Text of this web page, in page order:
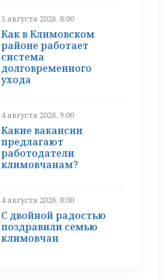
5 августа 2026, 8:00
Как в Климовском
районе работает
система
долговременного
ухода
4 августа 2026, 9:00
Какие вакансии
предлагают
работодатели
климовчанам?
4 августа 2026, 8:00
С двойной радостью
поздравили семью
климовчан